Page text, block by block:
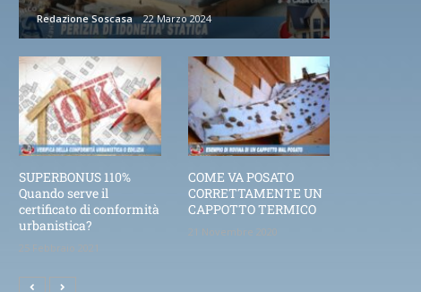
Redazione Soscasa 22 Marzo 2024
SUPERBONUS 110%
Quando serve il
certificato di conformità
urbanistica?
25 Febbraio 2021
COME VA POSATO
CORRETTAMENTE UN
CAPPOTTO TERMICO
21 Novembre 2020